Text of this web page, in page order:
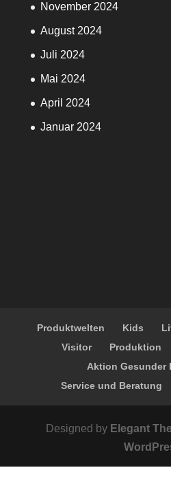
November 2024
August 2024
Juli 2024
Mai 2024
April 2024
Januar 2024
Produktwelten Kids
Visitor
Produktion
Aktion Gesunder
Service und Beratung
Designed by Elegant